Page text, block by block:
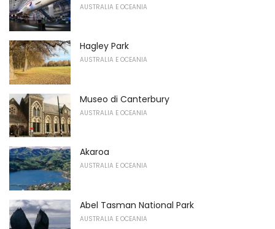
AUSTRALIA E OCEANIA
Hagley Park
AUSTRALIA E OCEANIA
Museo di Canterbury
AUSTRALIA E OCEANIA
Akaroa
AUSTRALIA E OCEANIA
Abel Tasman National Park
AUSTRALIA E OCEANIA